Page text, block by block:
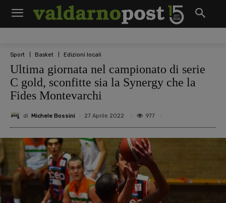
Sport Basket Edizioni locali
Ultima giornata nel campionato di serie
C gold, sconfitte sia la Synergy che la
Fides Montevarchi
di Michele Bossini 27 Aprile 2022 977